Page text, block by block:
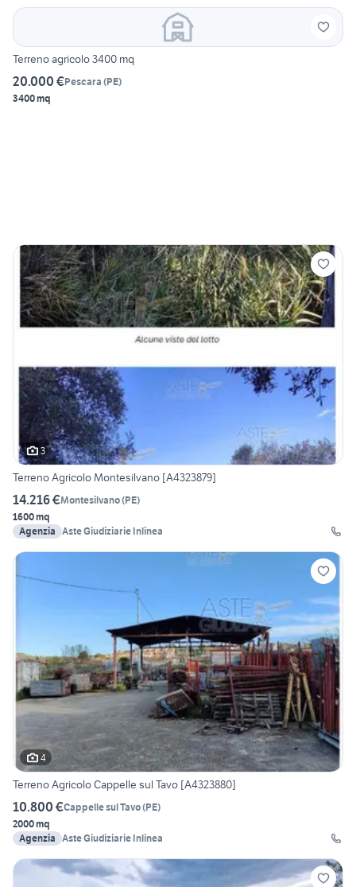
Terreno agricolo 3400 mq
20.000 €Pescara (PE)
3400 mq
3
Terreno Agricolo Montesilvano [A4323879]
14.216 €Montesilvano(PE)
1600 mq
Agenzia Aste Giudiziarie Inlinea
4
Terreno Agricolo Cappelle sul Tavo [A4323880]
10.800 €Cappelle sul Tavo(PE)
2000 mq
Agenzia Aste Giudiziarie Inlinea